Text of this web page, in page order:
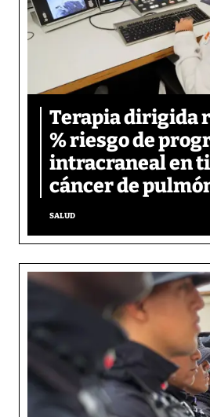
Terapia dirigida
% riesgo de
intracraneal en
cáncer de
SALUD